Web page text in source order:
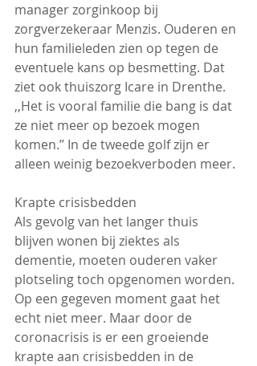
manager zorginkoop bij
zorgverzekeraar Menzis. Ouderen en
hun familieleden zien op tegen de
eventuele kans op besmetting. Dat
ziet ook thuiszorg Icare in Drenthe.
,,Het is vooral familie die bang is dat
ze niet meer op bezoek mogen
komen.’’ In de tweede golf zijn er
alleen weinig bezoekverboden meer.
Krapte crisisbedden
Als gevolg van het langer thuis
blijven wonen bij ziektes als
dementie, moeten ouderen vaker
plotseling toch opgenomen worden.
Op een gegeven moment gaat het
echt niet meer. Maar door de
coronacrisis is er een groeiende
krapte aan crisisbedden in de